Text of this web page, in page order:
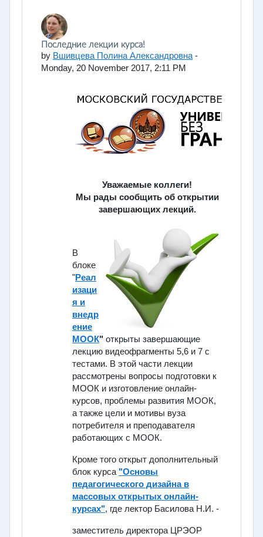
Последние лекции курса!
by Вшивцева Полина Александровна -
Monday, 20 November 2017, 2:11 PM
Number of replies: 0
Уважаемые коллеги!
Мы рады сообщить об открытии
завершающих лекций.
В
блоке
"Реал
изаци
я и
внедр
ение
МООК" открыты завершающие
лекцию видеофрагменты 5,6 и 7 с
тестами. В этой части лекции
рассмотрены вопросы подготовки к
МООК и изготовление онлайн-
курсов, проблемы развития МООК,
а также цели и мотивы вуза
потребителя и преподавателя
работающих с МООК.
Кроме того открыт дополнительный
блок курса "Основы
педагогического дизайна в
массовых открытых онлайн-
курсах", где лектор Басилова Н.И. -
заместитель директора ЦРЭОР